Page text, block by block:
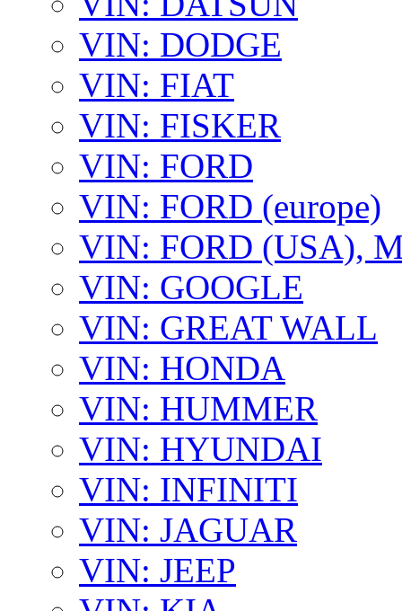
VIN: DODGE
VIN: FIAT
VIN: FISKER
VIN: FORD
VIN: FORD (europe)
VIN: FORD (USA),
VIN: GOOGLE
VIN: GREAT WALL
VIN: HONDA
VIN: HUMMER
VIN: HYUNDAI
VIN: INFINITI
VIN: JAGUAR
VIN: JEEP